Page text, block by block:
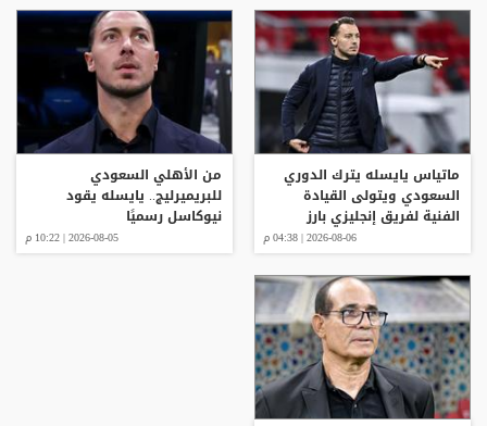
ماتياس يايسله يترك الدوري
السعودي ويتولى القيادة
الفنية لفريق إنجليزي بارز
2026-08-06 | 04:38 م
من الأهلي السعودي
للبريميرليج.. يايسله يقود
نيوكاسل رسميًا
2026-08-05 | 10:22 م